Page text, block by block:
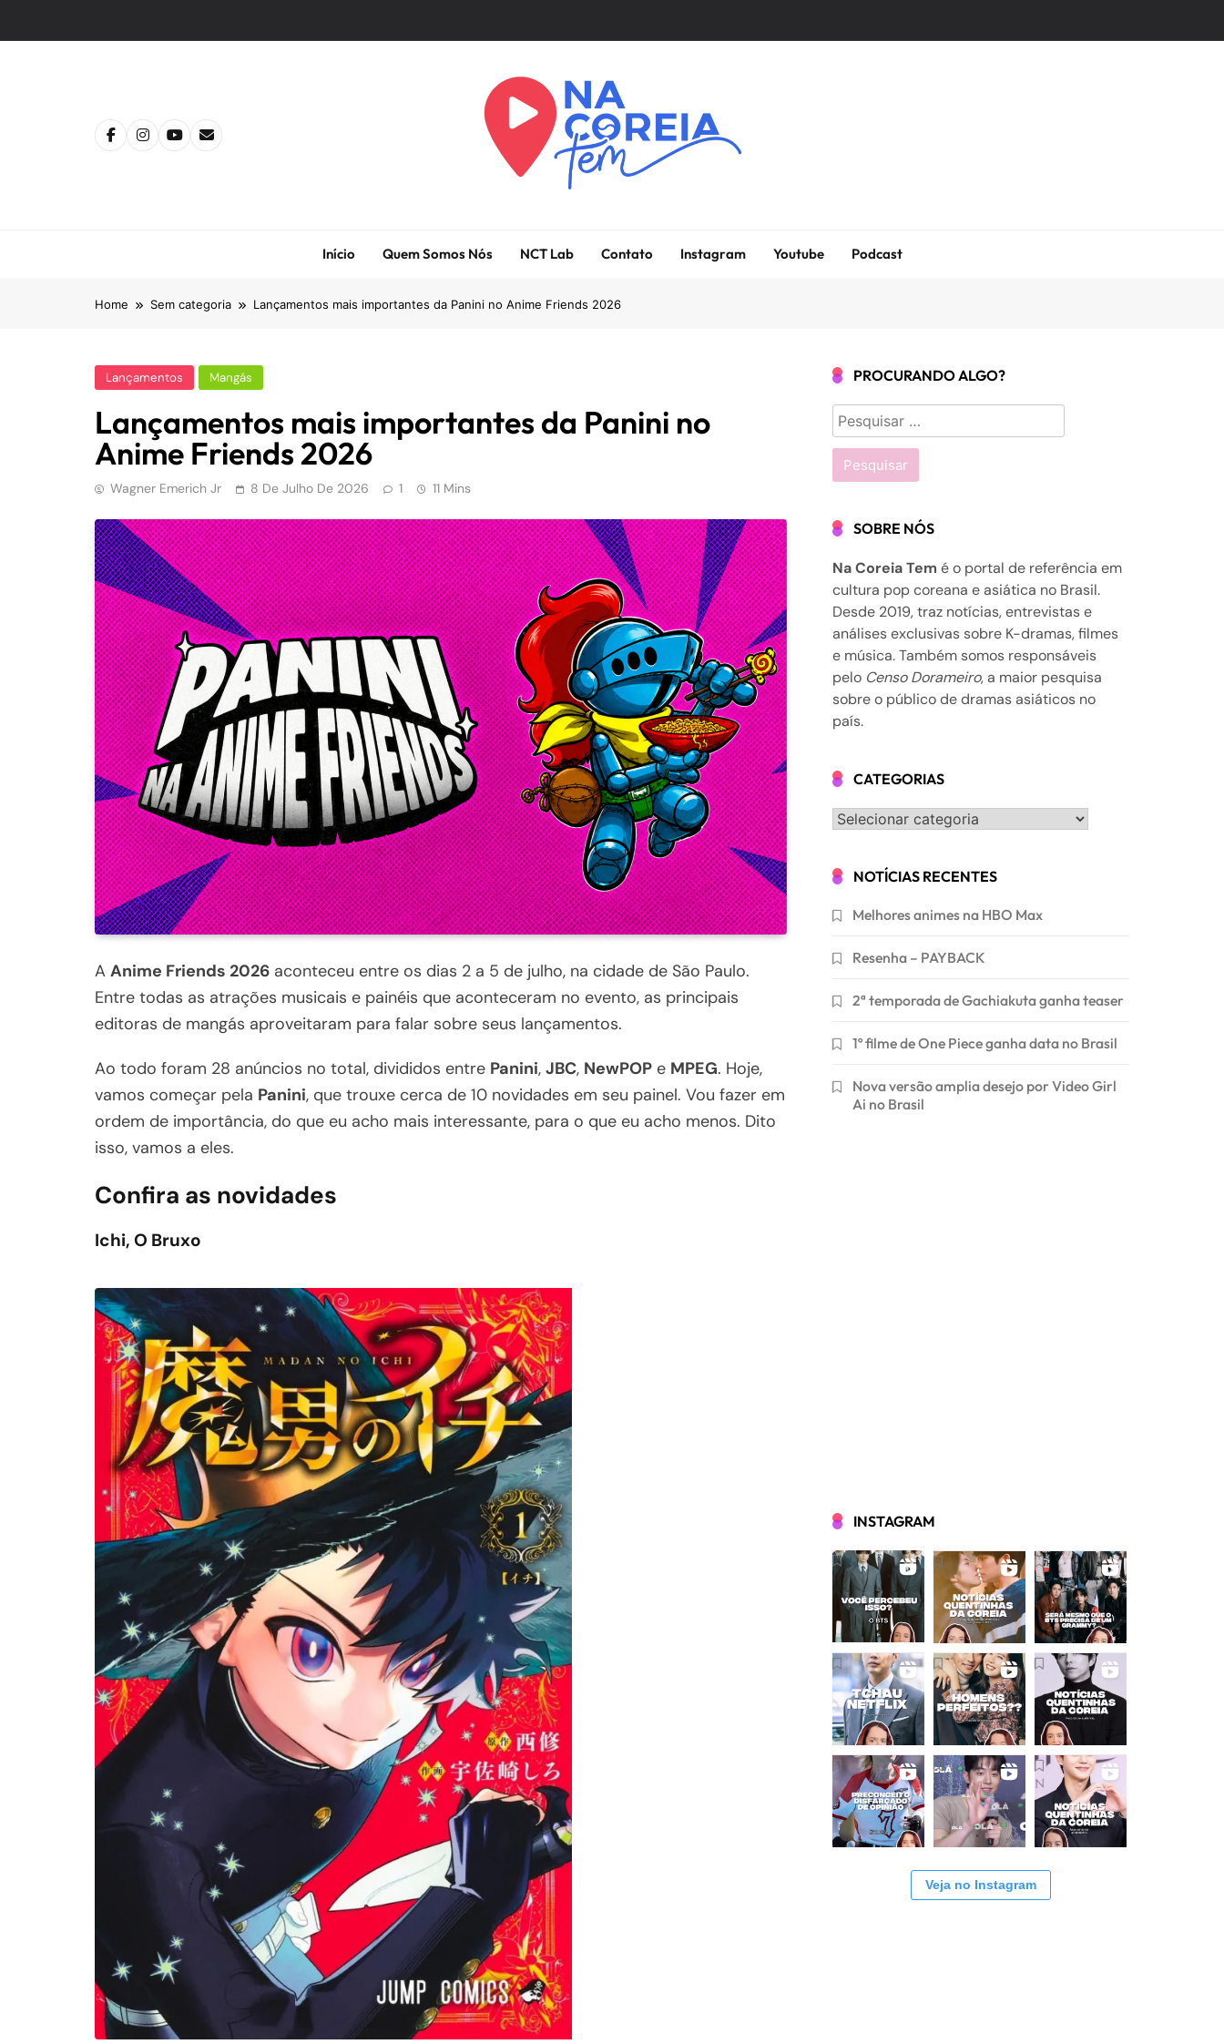
Início Quem Somos Nós NCT Lab Contato Instagram Youtube Podcast
Home Sem categoria Lançamentos mais importantes da Panini no Anime Friends 2026
Lançamentos Mangás
Lançamentos mais importantes da Panini no
Anime Friends 2026
Wagner Emerich Jr 8 De Julho De 2026 1 11 Mins
A Anime Friends 2026 aconteceu entre os dias 2 a 5 de julho, na cidade de São Paulo.
Entre todas as atrações musicais e painéis que aconteceram no evento, as principais
editoras de mangás aproveitaram para falar sobre seus lançamentos.
Ao todo foram 28 anúncios no total, divididos entre Panini, JBC, NewPOP e MPEG. Hoje,
vamos começar pela Panini, que trouxe cerca de 10 novidades em seu painel. Vou fazer em
ordem de importância, do que eu acho mais interessante, para o que eu acho menos. Dito
isso, vamos a eles.
Confira as novidades
Ichi, O Bruxo
PROCURANDO ALGO?
Pesquisar
por:
SOBRE NÓS
Na Coreia Tem é o portal de referência em
cultura pop coreana e asiática no Brasil.
Desde 2019, traz notícias, entrevistas e
análises exclusivas sobre K-dramas, filmes
e música. Também somos responsáveis
pelo Censo Dorameiro, a maior pesquisa
sobre o público de dramas asiáticos no
país.
CATEGORIAS
Categorias
NOTÍCIAS RECENTES
Melhores animes na HBO Max
Resenha – PAYBACK
2ª temporada de Gachiakuta ganha teaser
1º filme de One Piece ganha data no Brasil
Nova versão amplia desejo por Video Girl
Ai no Brasil
INSTAGRAM
Veja no Instagram